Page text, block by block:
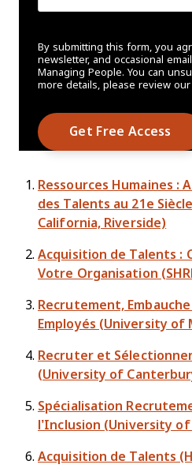
By submitting this form, you
newsletter, and occasional
Managing People. You can
more details, please review our
Ressources Humaines :
des Talents au 21e
California, Riverside)
Acquisition de Talents :
Votre Organisation
Recrutement,
Employés (University of
Recruter et
(University of
Spécialisation
l’Inclusion (University
Acquisition de Talents